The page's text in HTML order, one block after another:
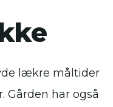
lækre måltider
Gården har også